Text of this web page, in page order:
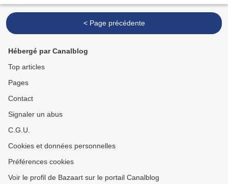
< Page précédente
Hébergé par Canalblog
Top articles
Pages
Contact
Signaler un abus
C.G.U.
Cookies et données personnelles
Préférences cookies
Voir le profil de Bazaart sur le portail Canalblog